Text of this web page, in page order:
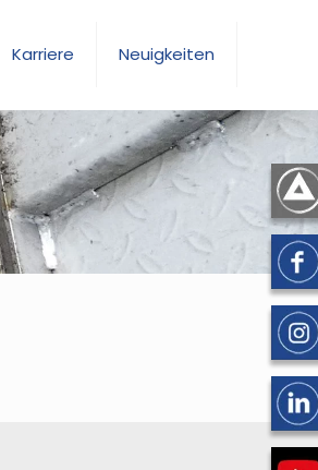
Karriere Neuigkeiten